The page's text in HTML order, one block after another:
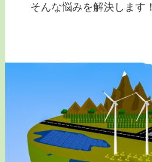
そんな悩みを解決します！